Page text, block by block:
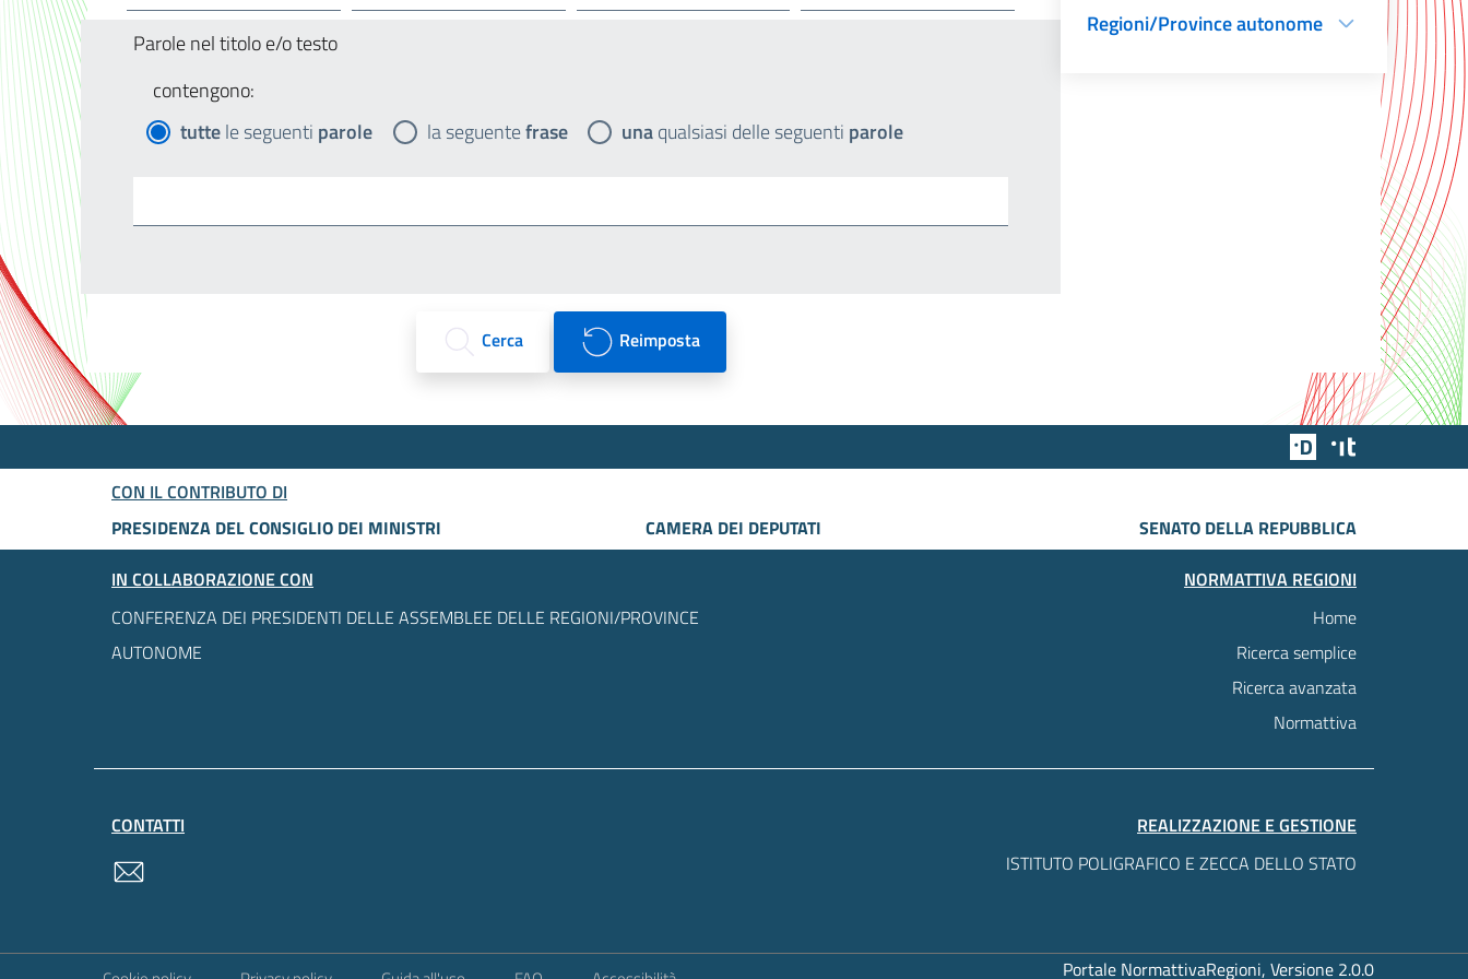
Parole nel titolo e/o testo
contengono:
tuttele seguenti parole la seguentefrase unaqualsiasi delle seguenti parole
Cerca Reimposta
Regioni/Province autonome
Team Digitale
CON IL CONTRIBUTO DI
PRESIDENZA DEL CONSIGLIO DEI MINISTRI
CAMERA DEI DEPUTATI
SENATO DELLA REPUBBLICA
IN COLLABORAZIONE CON
CONFERENZA DEI PRESIDENTI DELLE ASSEMBLEE DELLE REGIONI/PROVINCE
AUTONOME
NORMATTIVA REGIONI
Home
Ricerca semplice
Ricerca avanzata
Normattiva
CONTATTI
REALIZZAZIONE E GESTIONE
ISTITUTO POLIGRAFICO E ZECCA DELLO STATO
Portale NormattivaRegioni, Versione 2.0.0